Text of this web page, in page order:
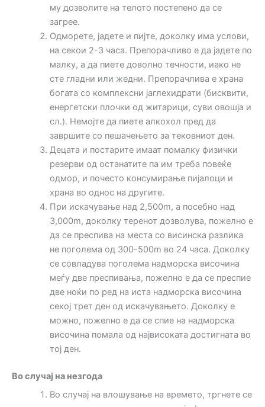
му дозволите на телото постепено да се
загрее.
Одморете, јадете и пијте, доколку има услови,
на секои 2-3 часа. Препорачливо е да јадете по
малку, а да пиете доволно течности, иако не
сте гладни или жедни. Препорачлива е храна
богата со комплексни јаглехидрати (бисквити,
енергетски плочки од житарици, суви овошја и
сл.). Немојте да пиете алкохол пред да
завршите со пешачењето за тековниот ден.
Децата и постарите имаат помалку физички
резерви од останатите па им треба повеќе
одмор, и почесто консумирање пијалоци и
храна во однос на другите.
При искачување над 2,500m, а посебно над
3,000m, доколку теренот дозволува, пожелно е
да се преспива на места со висинска разлика
не поголема од 300-500m во 24 часа. Доколку
се совладува поголема надморска височина
меѓу две преспивања, пожелно е да се преспие
две ноќи по ред на иста надморска височина
секој трет ден од искачувањето. Доколку е
можно, пожелно е да се спие на надморска
височина помала од највисоката достигната во
тој ден.
Во случај на незгода
Во случај на влошување на времето, тргнете се